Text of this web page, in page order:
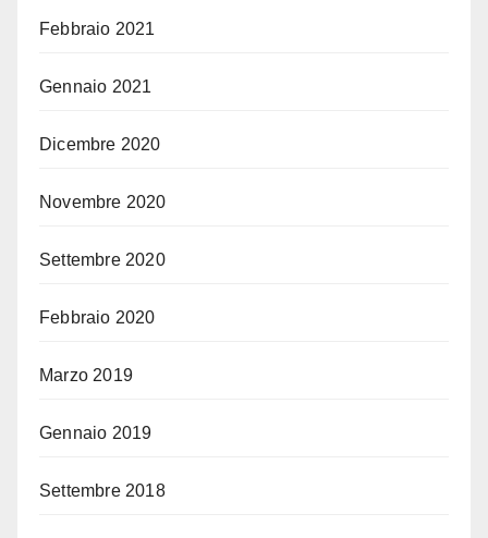
Febbraio 2021
Gennaio 2021
Dicembre 2020
Novembre 2020
Settembre 2020
Febbraio 2020
Marzo 2019
Gennaio 2019
Settembre 2018